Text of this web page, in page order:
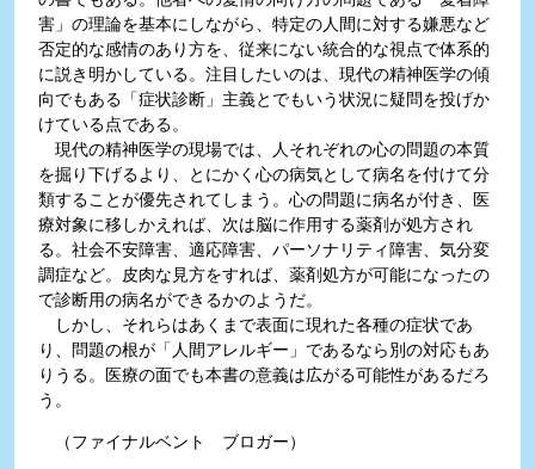
害」の理論を基本にしながら、特定の人間に対する嫌悪など
否定的な感情のあり方を、従来にない統合的な視点で体系的
に説き明かしている。注目したいのは、現代の精神医学の傾
向でもある「症状診断」主義とでもいう状況に疑問を投げか
けている点である。
現代の精神医学の現場では、人それぞれの心の問題の本質
を掘り下げるより、とにかく心の病気として病名を付けて分
類することが優先されてしまう。心の問題に病名が付き、医
療対象に移しかえれば、次は脳に作用する薬剤が処方され
る。社会不安障害、適応障害、パーソナリティ障害、気分変
調症など。皮肉な見方をすれば、薬剤処方が可能になったの
で診断用の病名ができるかのようだ。
しかし、それらはあくまで表面に現れた各種の症状であ
り、問題の根が「人間アレルギー」であるなら別の対応もあ
りうる。医療の面でも本書の意義は広がる可能性があるだろ
う。
（ファイナルベント ブロガー）